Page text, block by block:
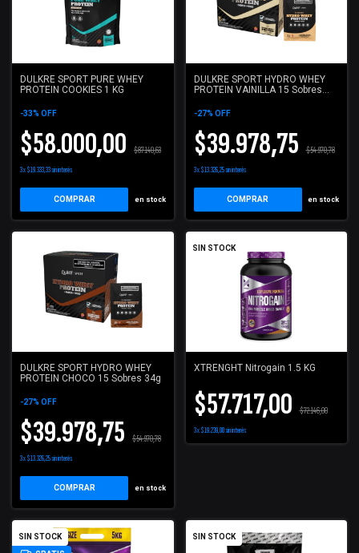
DULKRE SPORT PURE WHEY
PROTEIN COOKIES 1 KG
-33% OFF
$58.000,00 $87.140,63
3x$19.333,33sin interés
COMPRAR en stock
DULKRE SPORT HYDRO WHEY
PROTEIN VAINILLA 15 Sobres
-27% OFF
$39.978,75 $54.970,78
3x$13.326,25sin interés
COMPRAR en stock
DULKRE SPORT HYDRO WHEY
PROTEIN CHOCO 15 Sobres 34g
-27% OFF
$39.978,75 $54.970,78
3x$13.326,25sin interés
COMPRAR en stock
SIN STOCK
XTRENGHT Nitrogain 1.5 KG
$57.717,00 $72.146,00
3x$19.239,00sin interés
SIN STOCK
SIN STOCK